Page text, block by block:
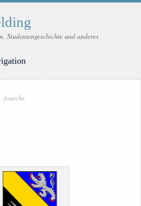
Studentengeschichte und anderes
fourche